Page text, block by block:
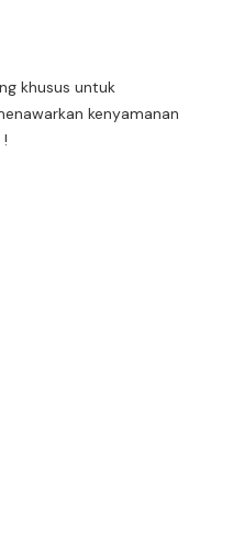
khusus untuk
kenyamanan